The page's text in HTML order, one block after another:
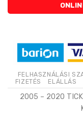
FELHASZNÁLÁSI
FIZETÉS
ELÁLLÁS
2005 – 2020